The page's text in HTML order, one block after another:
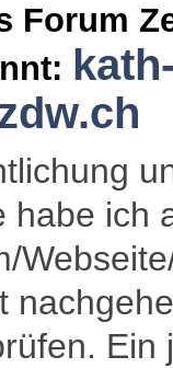
Forum
habe ich